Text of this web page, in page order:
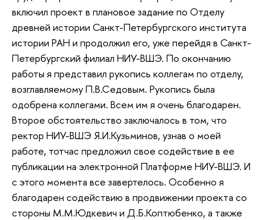
включил проект в плановое задание по Отделу
древней истории Санкт-Петербургского института
истории РАН и продолжил его, уже перейдя в Санкт-
Петербургский филиал НИУ-ВШЭ. По окончанию
работы я представил рукопись коллегам по отделу,
возглавляемому П.В.Седовым. Рукопись была
одобрена коллегами. Всем им я очень благодарен.
Второе обстоятельство заключалось в том, что
ректор НИУ-ВШЭ Я.И.Кузьминов, узнав о моей
работе, тотчас предложил свое содействие в ее
публикации на электронной Платформе НИУ-ВШЭ. И
с этого момента все завертелось. Особенно я
благодарен содействию в продвижении проекта со
стороны М.М.Юдкевич и Д.Б.Коптюбенко, а также